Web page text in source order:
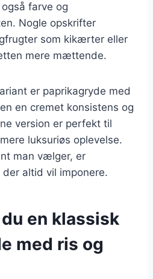
farve og
Nogle opskrifter
som kikærter eller
mere mættende.
er paprikagryde med
en cremet konsistens og
version er perfekt til
luksuriøs oplevelse.
man vælger, er
altid vil imponere.
en klassisk
med ris og